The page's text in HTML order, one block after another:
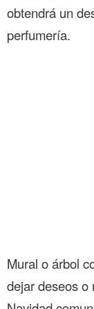
obtendrá un
perfumería.
Mural o árbol
dejar deseos o